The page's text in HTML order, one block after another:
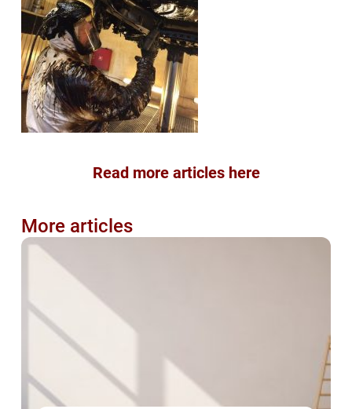
Read more articles here
More articles